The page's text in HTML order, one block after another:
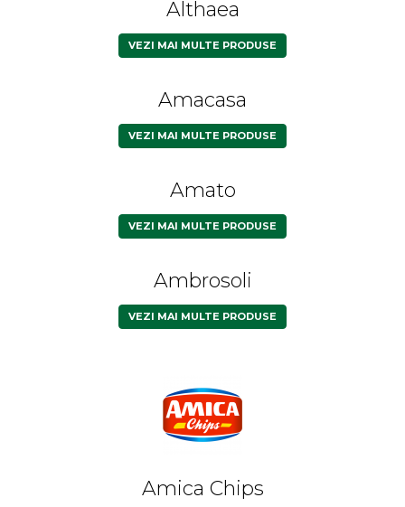
Althaea
VEZI MAI MULTE PRODUSE
Amacasa
VEZI MAI MULTE PRODUSE
Amato
VEZI MAI MULTE PRODUSE
Ambrosoli
VEZI MAI MULTE PRODUSE
Amica Chips